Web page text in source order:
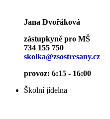
Jana Dvořáková
zástupkyně pro MŠ
734 155 750
skolka@zsostresany.cz
provoz: 6:15 - 16:00
Školní jídelna